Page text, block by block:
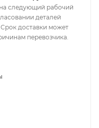
следующий рабочий
деталей
Срок доставки может
перевозчика.